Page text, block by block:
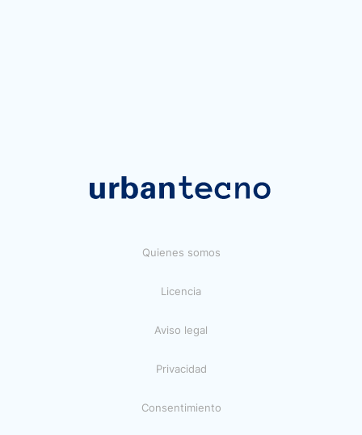
Quienes somos
Licencia
Aviso legal
Privacidad
Consentimiento